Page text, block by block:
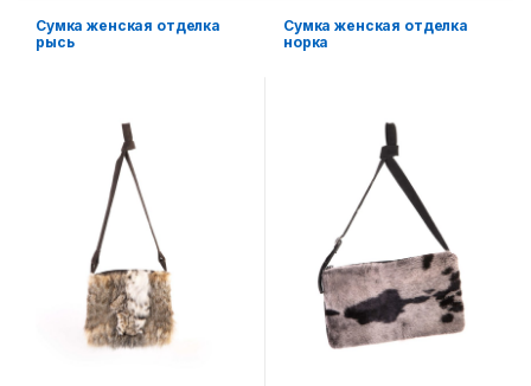
Сумка женская отделка
рысь
Сумка женская отделка
норка